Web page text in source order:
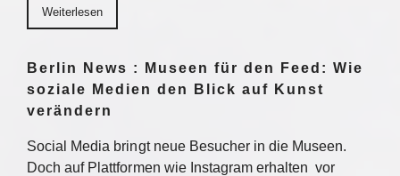
Weiterlesen
Berlin News : Museen für den Feed: Wie
soziale Medien den Blick auf Kunst
verändern
Social Media bringt neue Besucher in die Museen.
Doch auf Plattformen wie Instagram erhalten vor